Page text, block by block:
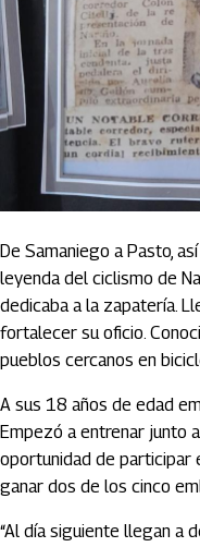
De Samaniego a Pasto,
leyenda del ciclismo de
dedicaba a la zapatería.
fortalecer su oficio.
pueblos cercanos en
A sus 18 años de edad
Empezó a entrenar junto
oportunidad de participar
ganar dos de los cinco
“Al día siguiente llegan a